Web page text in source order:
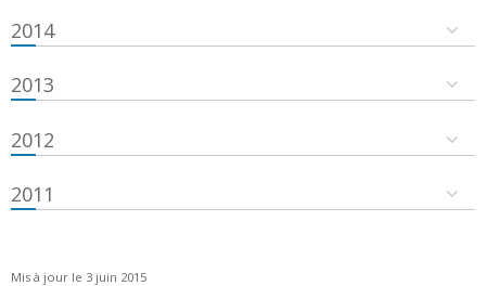
2014
2013
2012
2011
Mis à jour le 3 juin 2015